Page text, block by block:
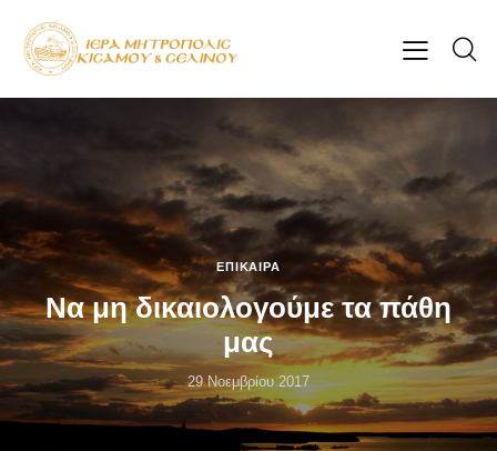
ΕΠΊΚΑΙΡΑ
Να μη δικαιολογούμε τα πάθη
μας
29 Νοεμβρίου 2017